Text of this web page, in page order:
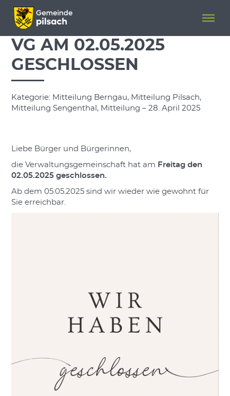
Menü überspringen
Menü überspringen
VG AM 02.05.2025
GESCHLOSSEN
Kategorie: Mitteilung Berngau, Mitteilung Pilsach,
Mitteilung Sengenthal, Mitteilung – 28. April 2025
Liebe Bürger und Bürgerinnen,
die Verwaltungsgemeinschaft hat am Freitag den
02.05.2025 geschlossen.
Ab dem 05.05.2025 sind wir wieder wie gewohnt für
Sie erreichbar.